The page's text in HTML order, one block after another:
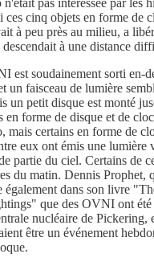
n'était pas intéressée par les
ces cinq objets en forme de
à peu près au milieu, a
à une distance
est soudainement sorti en-
un faisceau de lumière
un petit disque est monté
en forme de disque et de
mais certains en forme de
eux ont émis une lumière
partie du ciel. Certains de
du matin. Dennis Prophet,
également dans son livre
que des OVNI ont été
nucléaire de Pickering,
être un événement